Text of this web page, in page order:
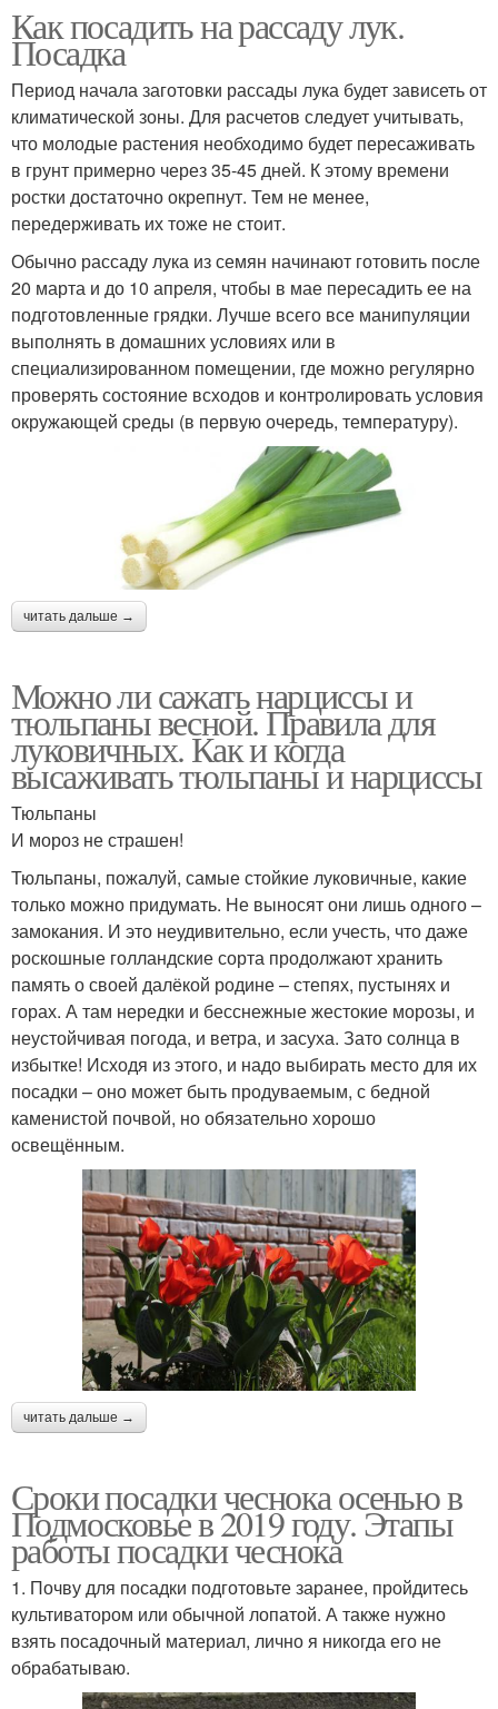
Как посадить на рассаду лук.
Посадка
Период начала заготовки рассады лука будет зависеть от
климатической зоны. Для расчетов следует учитывать,
что молодые растения необходимо будет пересаживать
в грунт примерно через 35-45 дней. К этому времени
ростки достаточно окрепнут. Тем не менее,
передерживать их тоже не стоит.
Обычно рассаду лука из семян начинают готовить после
20 марта и до 10 апреля, чтобы в мае пересадить ее на
подготовленные грядки. Лучше всего все манипуляции
выполнять в домашних условиях или в
специализированном помещении, где можно регулярно
проверять состояние всходов и контролировать условия
окружающей среды (в первую очередь, температуру).
читать дальше →
Можно ли сажать нарциссы и
тюльпаны весной. Правила для
луковичных. Как и когда
высаживать тюльпаны и нарциссы
Тюльпаны
И мороз не страшен!
Тюльпаны, пожалуй, самые стойкие луковичные, какие
только можно придумать. Не выносят они лишь одного –
замокания. И это неудивительно, если учесть, что даже
роскошные голландские сорта продолжают хранить
память о своей далёкой родине – степях, пустынях и
горах. А там нередки и бесснежные жестокие морозы, и
неустойчивая погода, и ветра, и засуха. Зато солнца в
избытке! Исходя из этого, и надо выбирать место для их
посадки – оно может быть продуваемым, с бедной
каменистой почвой, но обязательно хорошо
освещённым.
читать дальше →
Сроки посадки чеснока осенью в
Подмосковье в 2019 году. Этапы
работы посадки чеснока
1. Почву для посадки подготовьте заранее, пройдитесь
культиватором или обычной лопатой. А также нужно
взять посадочный материал, лично я никогда его не
обрабатываю.